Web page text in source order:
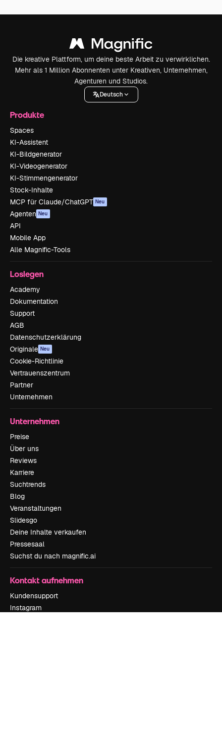
Die kreative Plattform, um deine beste Arbeit zu verwirklichen.
Mehr als 1 Million Abonnenten unter Kreativen, Unternehmen,
Agenturen und Studios.
Deutsch
Produkte
Spaces
KI-Assistent
KI-Bildgenerator
KI-Videogenerator
KI-Stimmengenerator
Stock-Inhalte
MCP für Claude/ChatGPT Neu
Agenten Neu
API
Mobile App
Alle Magnific-Tools
Loslegen
Academy
Dokumentation
Support
AGB
Datenschutzerklärung
Originale Neu
Cookie-Richtlinie
Vertrauenszentrum
Partner
Unternehmen
Unternehmen
Preise
Über uns
Reviews
Karriere
Suchtrends
Blog
Veranstaltungen
Slidesgo
Deine Inhalte verkaufen
Pressesaal
Suchst du nach magnific.ai
Kontakt aufnehmen
Kundensupport
Instagram